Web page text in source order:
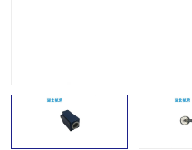
溜槽堵塞检测开关